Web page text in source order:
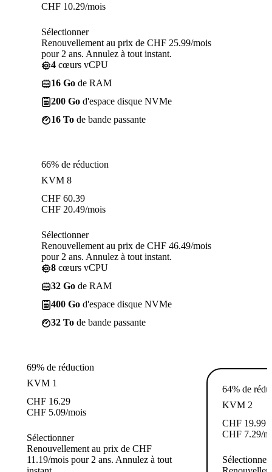
CHF 10.29/mois
Sélectionner
Renouvellement au prix de CHF 25.99/mois
pour 2 ans. Annulez à tout instant.
4 cœurs vCPU
16 Go de RAM
200 Go d'espace disque NVMe
16 To de bande passante
66% de réduction
KVM 8
CHF 60.39
CHF 20.49/mois
Sélectionner
Renouvellement au prix de CHF 46.49/mois
pour 2 ans. Annulez à tout instant.
8 cœurs vCPU
32 Go de RAM
400 Go d'espace disque NVMe
32 To de bande passante
69% de réduction
KVM 1
CHF 16.29
CHF 5.09/mois
Sélectionner
Renouvellement au prix de CHF
11.19/mois pour 2 ans. Annulez à tout
64% de
KVM 2
CHF 19.99
CHF 7.29/
Sélectionner